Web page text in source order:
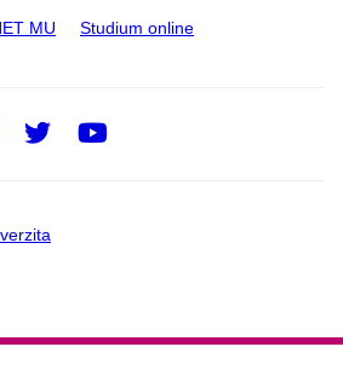
MU Studium online
Twitter